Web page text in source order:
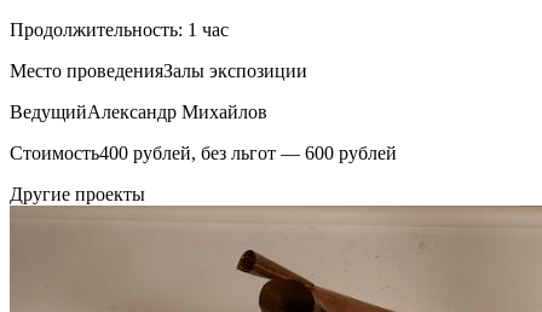
Продолжительность: 1 час
Место проведенияЗалы экспозиции
ВедущийАлександр Михайлов
Стоимость400 рублей, без льгот — 600 рублей
Другие проекты